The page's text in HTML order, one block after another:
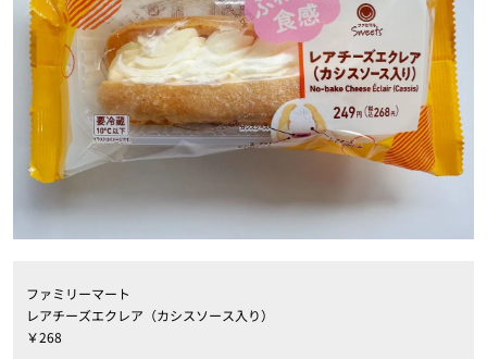
ファミリーマート
レアチーズエクレア（カシスソース入り）
￥268